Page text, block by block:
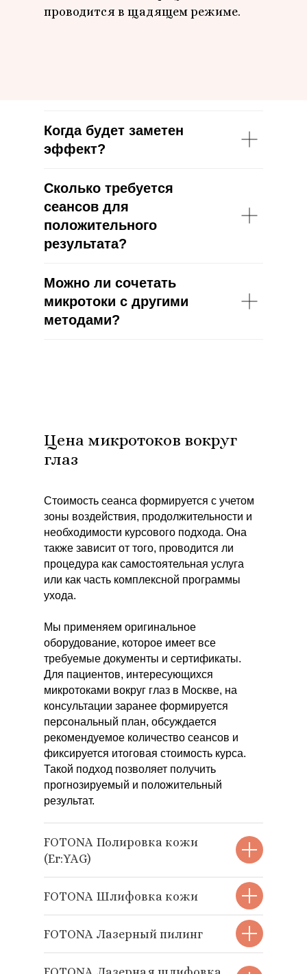
проводится в щадящем режиме.
Когда будет заметен
эффект?
Сколько требуется
сеансов для
положительного
результата?
Можно ли сочетать
микротоки с другими
методами?
Цена микротоков вокруг
глаз
Стоимость сеанса формируется с учетом
зоны воздействия, продолжительности и
необходимости курсового подхода. Она
также зависит от того, проводится ли
процедура как самостоятельная услуга
или как часть комплексной программы
ухода.
Мы применяем оригинальное
оборудование, которое имеет все
требуемые документы и сертификаты.
Для пациентов, интересующихся
микротоками вокруг глаз в Москве, на
консультации заранее формируется
персональный план, обсуждается
рекомендуемое количество сеансов и
фиксируется итоговая стоимость курса.
Такой подход позволяет получить
прогнозируемый и положительный
результат.
FOTONA Полировка кожи
(Er:YAG)
FOTONA Шлифовка кожи
FOTONA Лазерный пилинг